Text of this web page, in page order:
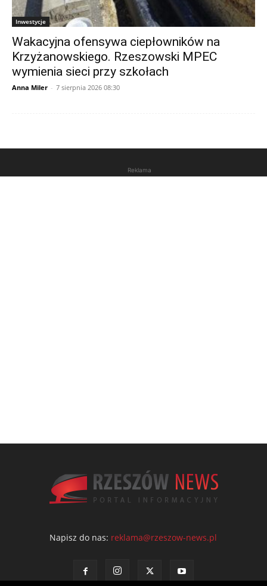
Inwestycje
Wakacyjna ofensywa ciepłowników na
Krzyżanowskiego. Rzeszowski MPEC
wymienia sieci przy szkołach
Anna Miler - 7 sierpnia 2026 08:30
Reklama
Napisz do nas: reklama@rzeszow-news.pl